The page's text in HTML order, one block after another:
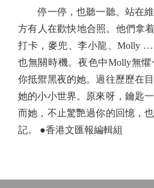
停一停，也聽一聽。站在維
方有人在歡快地合照。他們拿
打卡，麥兜、李小龍、Molly
也無關時機。夜色中Molly無
你抵禦黑夜的她。過往歷歷在
她的小小世界。原來呀，鑰匙
而她，不止驚艷過你的回憶，
記。 ●香港文匯報編輯組